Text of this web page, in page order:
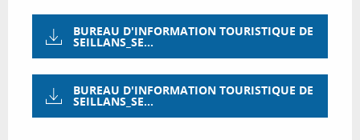
BUREAU D'INFORMATION TOURISTIQUE DE
SEILLANS_SE...
BUREAU D'INFORMATION TOURISTIQUE DE
SEILLANS_SE...